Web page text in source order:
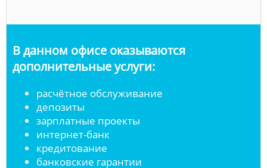
В данном офисе оказываются
дополнительные услуги:
расчётное обслуживание
депозиты
зарплатные проекты
интернет-банк
кредитование
банковские гарантии